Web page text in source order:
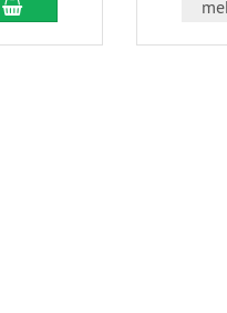
In den Warenkorb